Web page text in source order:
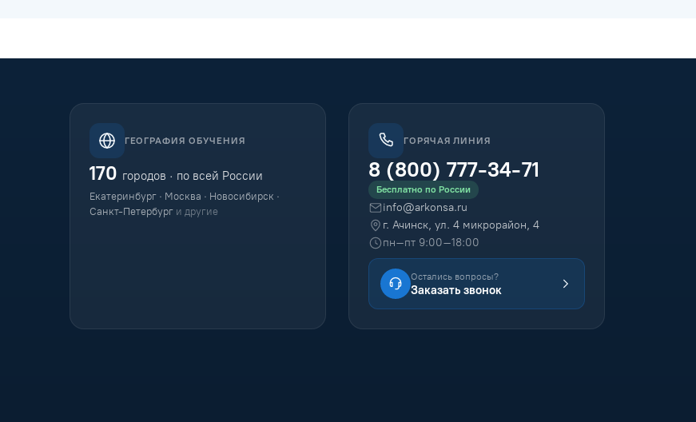
ГЕОГРАФИЯ ОБУЧЕНИЯ
170 городов · по всей России
Екатеринбург · Москва · Новосибирск ·
Санкт-Петербург и другие
ГОРЯЧАЯ ЛИНИЯ
8 (800) 777-34-71
Бесплатно по России
info@arkonsa.ru
г. Ачинск, ул. 4 микрорайон, 4
пн–пт 9:00–18:00
Остались вопросы?
Заказать звонок